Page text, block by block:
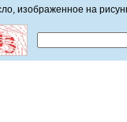
изображенное на